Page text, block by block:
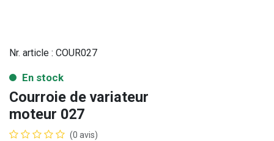
Nr. article : COUR027
En stock
Courroie de variateur
moteur 027
(0 avis)